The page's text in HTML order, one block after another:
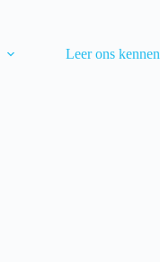
Leer ons kennen